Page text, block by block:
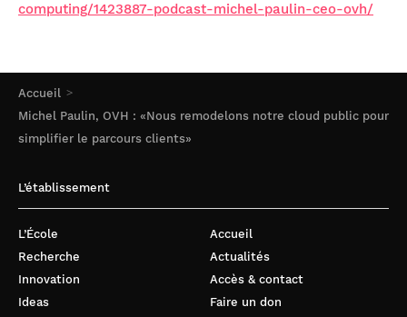
Accueil
Michel Paulin, OVH : «Nous remodelons notre cloud public pour
simplifier le parcours clients»
computing/1423887-podcast-michel-paulin-ceo-ovh/
L’établissement
L’École
Recherche
Innovation
Ideas
Accueil
Actualités
Accès & contact
Faire un don